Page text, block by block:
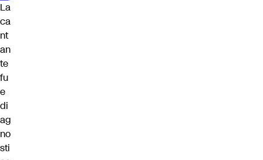
La
ca
nt
an
te
fu
e
di
ag
no
sti